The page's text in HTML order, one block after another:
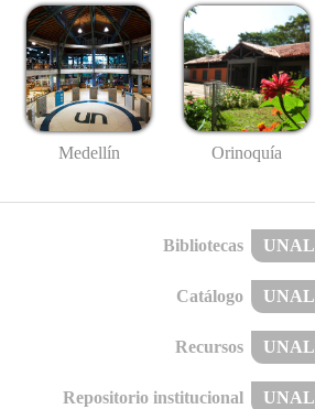
Medellín Orinoquía
Bibliotecas UNAL
Catálogo UNAL
Recursos UNAL
Repositorio institucional UNAL